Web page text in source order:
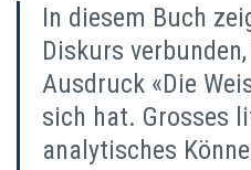
In diesem Buch
Diskurs
Ausdruck «Die
sich hat. Grosses
analytisches